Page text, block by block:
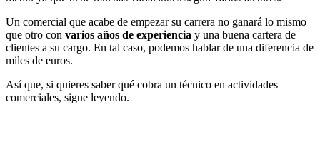
Un comercial que acabe de empezar su carrera no ganará lo mismo
que otro con varios años de experiencia y una buena cartera de
clientes a su cargo. En tal caso, podemos hablar de una diferencia de
miles de euros.
Así que, si quieres saber qué cobra un técnico en actividades
comerciales, sigue leyendo.